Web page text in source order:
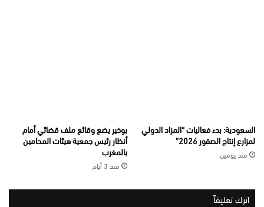
السعودية: بدء فعاليات “المزاد الدولي
لمزارع إنتاج الصقور 2026”
منذ يومين
بوخير يضع وقائع ملف قضائي أمام
أنظار رئيس جمعية هيئات المحامين
بالمغرب
منذ 3 أيام
اترك تعليقاً